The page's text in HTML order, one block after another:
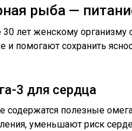
рыба —
30 лет женскому
и помогают сохранить
3 для сердца
содержатся полезные
уменьшают риск